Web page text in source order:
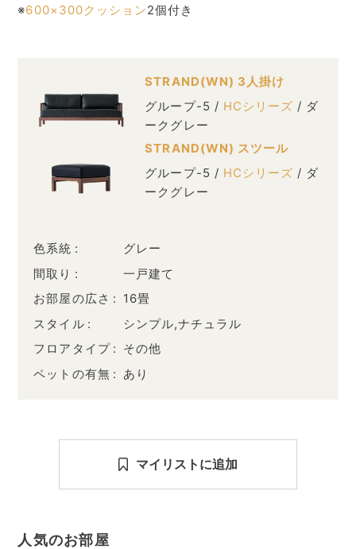
※600×300クッション2個付き
STRAND(WN) 3人掛け
グループ-5 / HCシリーズ / ダ
ークグレー
STRAND(WN) スツール
グループ-5 / HCシリーズ / ダ
ークグレー
色系統
グレー
間取り
一戸建て
お部屋の広さ
16畳
スタイル
シンプル,ナチュラル
フロアタイプ
その他
ペットの有無
あり
マイリストに追加
人気のお部屋